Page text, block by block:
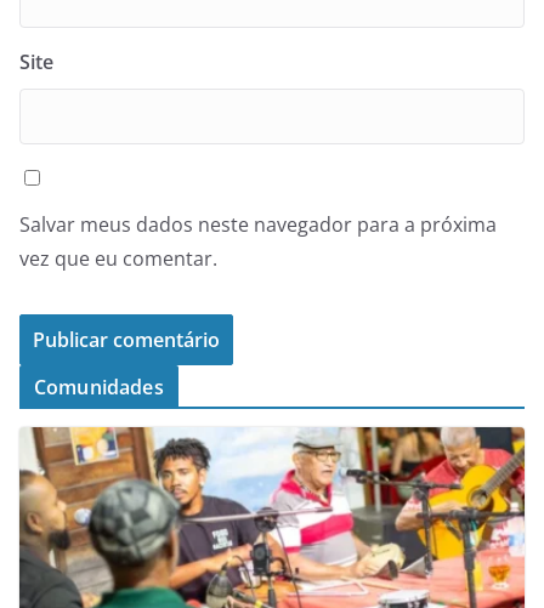
Site
Salvar meus dados neste navegador para a próxima
vez que eu comentar.
Comunidades